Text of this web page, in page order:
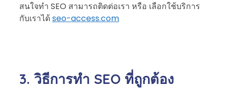
สนใจทำ SEO สามารถติดต่อเรา หรือ เลือกใช้บริการ
กับเราได้seo-access.com
3. วิธีการทำ SEO ที่ถูกต้อง